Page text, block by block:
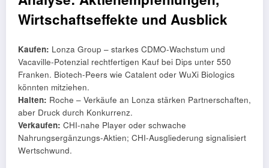
Wirtschaftseffekte und Ausblick
Kaufen: Lonza Group – starkes CDMO-Wachstum und
Vacaville-Potenzial rechtfertigen Kauf bei Dips unter 550
Franken. Biotech-Peers wie Catalent oder WuXi Biologics
könnten mitziehen.
Halten: Roche – Verkäufe an Lonza stärken Partnerschaften,
aber Druck durch Konkurrenz.
Verkaufen: CHI-nahe Player oder schwache
Nahrungsergänzungs-Aktien; CHI-Ausgliederung signalisiert
Wertschwund.